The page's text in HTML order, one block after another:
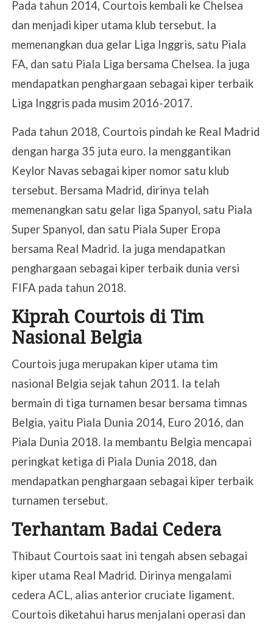
Pada tahun 2014, Courtois kembali ke Chelsea
dan menjadi kiper utama klub tersebut. Ia
memenangkan dua gelar Liga Inggris, satu Piala
FA, dan satu Piala Liga bersama Chelsea. Ia juga
mendapatkan penghargaan sebagai kiper terbaik
Liga Inggris pada musim 2016-2017.
Pada tahun 2018, Courtois pindah ke Real Madrid
dengan harga 35 juta euro. Ia menggantikan
Keylor Navas sebagai kiper nomor satu klub
tersebut. Bersama Madrid, dirinya telah
memenangkan satu gelar liga Spanyol, satu Piala
Super Spanyol, dan satu Piala Super Eropa
bersama Real Madrid. Ia juga mendapatkan
penghargaan sebagai kiper terbaik dunia versi
FIFA pada tahun 2018.
Kiprah Courtois di Tim
Nasional Belgia
Courtois juga merupakan kiper utama tim
nasional Belgia sejak tahun 2011. Ia telah
bermain di tiga turnamen besar bersama timnas
Belgia, yaitu Piala Dunia 2014, Euro 2016, dan
Piala Dunia 2018. Ia membantu Belgia mencapai
peringkat ketiga di Piala Dunia 2018, dan
mendapatkan penghargaan sebagai kiper terbaik
turnamen tersebut.
Terhantam Badai Cedera
Thibaut Courtois saat ini tengah absen sebagai
kiper utama Real Madrid. Dirinya mengalami
cedera ACL, alias anterior cruciate ligament.
Courtois diketahui harus menjalani operasi dan